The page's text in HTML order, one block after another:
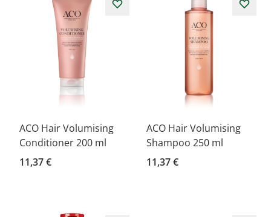
ACO Hair Volumising
Conditioner 200 ml
11,37 €
ACO Hair Volumising
Shampoo 250 ml
11,37 €